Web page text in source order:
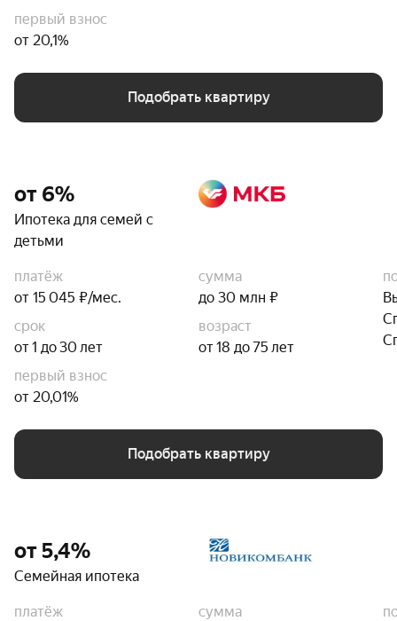
первый взнос
от 20,1%
Подобрать квартиру
от 6%
Ипотека для семей с
детьми
платёж
от 15 045 ₽/мес.
сумма
до 30 млн ₽
срок
от 1 до 30 лет
возраст
от 18 до 75 лет
первый взнос
от 20,01%
Подобрать квартиру
от 5,4%
Семейная ипотека
платёж
сумма